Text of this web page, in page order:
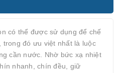
có thể được sử dụng để chế
trong đó ưu việt nhất là luộc
cần nước. Nhờ bức xạ nhiệt
nhanh, chín đều, giữ